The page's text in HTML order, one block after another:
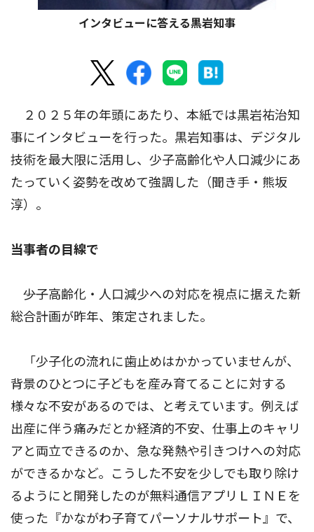
インタビューに答える黒岩知事
２０２５年の年頭にあたり、本紙では黒岩祐治知
事にインタビューを行った。黒岩知事は、デジタル
技術を最大限に活用し、少子高齢化や人口減少にあ
たっていく姿勢を改めて強調した（聞き手・熊坂
淳）。
当事者の目線で
――少子高齢化・人口減少への対応を視点に据えた新
総合計画が昨年、策定されました。
「少子化の流れに歯止めはかかっていませんが、
背景のひとつに子どもを産み育てることに対する
様々な不安があるのでは、と考えています。例えば
出産に伴う痛みだとか経済的不安、仕事上のキャリ
アと両立できるのか、急な発熱や引きつけへの対応
ができるかなど。こうした不安を少しでも取り除け
るようにと開発したのが無料通信アプリＬＩＮＥを
使った『かながわ子育てパーソナルサポート』で、